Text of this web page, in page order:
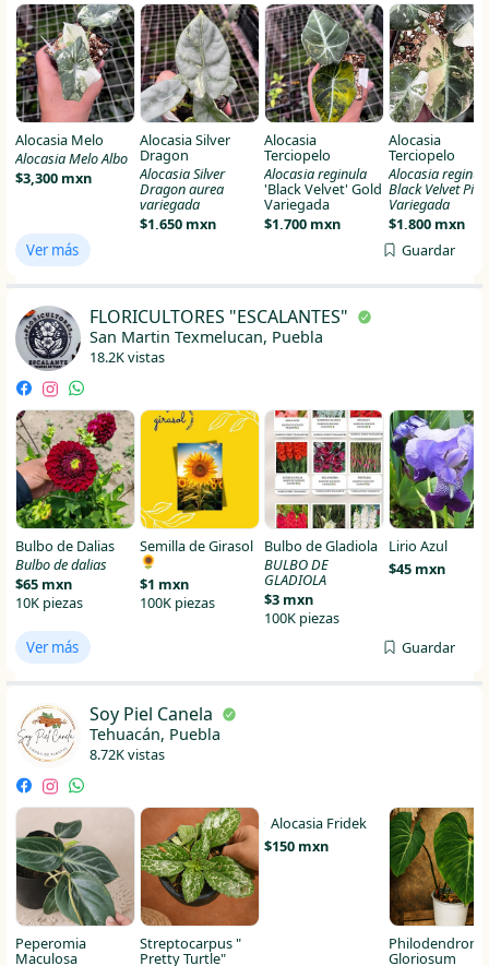
Alocasia Melo
Alocasia Melo Albo
$3,300 mxn
Alocasia Silver
Dragon
Alocasia Silver
Dragon aurea
variegada
$1,650 mxn
Alocasia
Terciopelo
Alocasia reginula
'Black Velvet' Gold
Variegada
$1,700 mxn
Alocasia
Terciopelo
Alocasia
Black Velvet Pink
Variegada
$1,800 mxn
Ver más
Guardar
FLORICULTORES "ESCALANTES"
San Martin Texmelucan, Puebla
18.2K vistas
Bulbo de Dalias
Bulbo de dalias
$65 mxn
10K piezas
Semilla de Girasol
🌻
$1 mxn
100K piezas
Bulbo de Gladiola
BULBO DE
GLADIOLA
$3 mxn
100K piezas
Lirio Azul
$45 mxn
Ver más Guardar
Soy Piel Canela
Tehuacán, Puebla
8.72K vistas
Peperomia
Maculosa
Streptocarpus "
Pretty Turtle"
Philodendron
Gloriosum